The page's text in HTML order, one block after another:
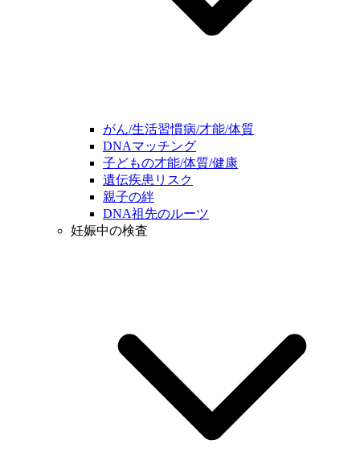
がん/生活習慣病/才能/体質
DNAマッチング
子どもの才能/体質/健康
遺伝疾患リスク
親子の絆
DNA祖先のルーツ
妊娠中の検査